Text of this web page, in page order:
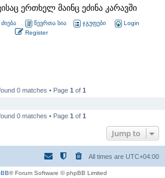
ერთხელ მაინც ეძინა კარავში
ძიება წევრთა სია ჯგუფები
Login
Register
0 matches • Page 1 of 1
0 matches • Page 1 of 1
Jump to
All times are UTC+04:00
® Forum Software © phpBB Limited